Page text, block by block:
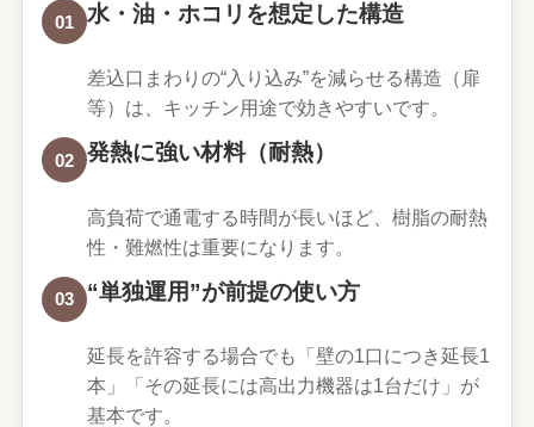
01 水・油・ホコリを想定した構造
差込口まわりの“入り込み”を減らせる構造（扉
等）は、キッチン用途で効きやすいです。
02 発熱に強い材料（耐熱）
高負荷で通電する時間が長いほど、樹脂の耐熱
性・難燃性は重要になります。
03 “単独運用”が前提の使い方
延長を許容する場合でも「壁の1口につき延長1
本」「その延長には高出力機器は1台だけ」が
基本です。